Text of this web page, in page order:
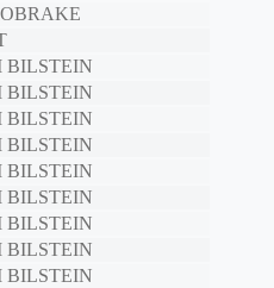
BILSTEIN
BILSTEIN
BILSTEIN
BILSTEIN
BILSTEIN
BILSTEIN
BILSTEIN
BILSTEIN
BILSTEIN